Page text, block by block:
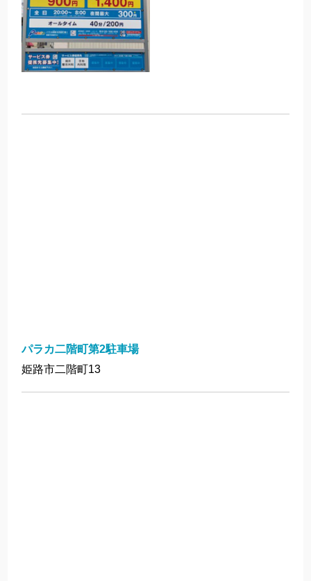
パラカ二階町第2駐車場
姫路市二階町13